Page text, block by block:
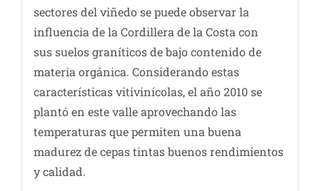
sectores del viñedo se puede observar la
influencia de la Cordillera de la Costa con
sus suelos graníticos de bajo contenido de
materia orgánica. Considerando estas
características vitivinícolas, el año 2010 se
plantó en este valle aprovechando las
temperaturas que permiten una buena
madurez de cepas tintas buenos rendimientos
y calidad.